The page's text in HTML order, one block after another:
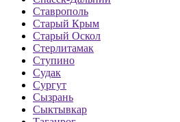
Ставрополь
Старый Крым
Старый Оскол
Стерлитамак
Ступино
Судак
Сургут
Сызрань
Сыктывкар